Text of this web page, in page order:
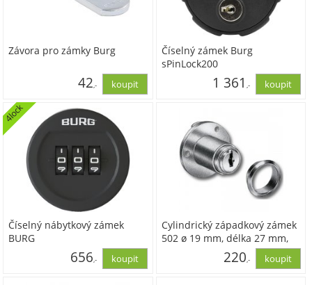
Závora pro zámky Burg
42,-
35,00
Číselný zámek Burg
sPinLock200
1 361 ,-
Číselný nábytkový zámek
BURG
4lock
656,-
Cylindrický západkový zámek
502 ø 19 mm, délka 27 mm,
Zamak poniklovaný, bez
220,-